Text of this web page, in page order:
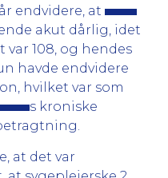
endvidere, at
akut dårlig, idet
108, og hendes
havde endvidere
hvilket var som
s kroniske
at det var